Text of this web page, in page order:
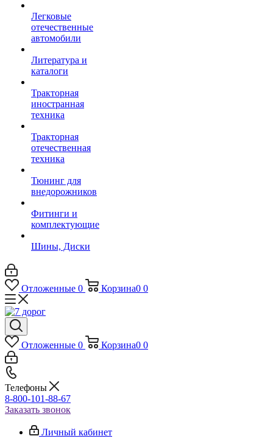
Легковые
отечественные
автомобили
Литература и
каталоги
Тракторная
иностранная
техника
Тракторная
отечественная
техника
Тюнинг для
внедорожников
Фитинги и
комплектующие
Шины, Диски
Отложенные 0 Корзина0 0
Отложенные 0 Корзина0 0
Телефоны
8-800-101-88-67
Заказать звонок
Личный кабинет